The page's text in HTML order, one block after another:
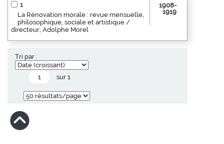
1
La Rénovation morale : revue mensuelle,
philosophique, sociale et artistique /
directeur, Adolphe Morel
1908-
1919
Tri par :
sur 1